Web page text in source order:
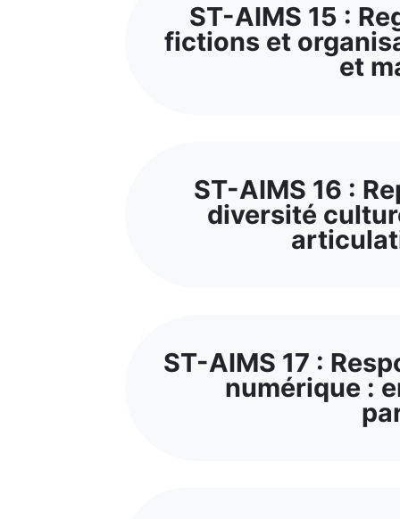
ST-AIMS 15 :
fictions et
et
ST-AIMS 16 :
diversité
ST-AIMS 17 :
numérique :